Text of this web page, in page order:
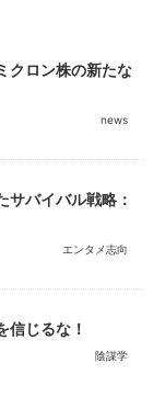
クロン株の新たな
news
サバイバル戦略：
エンタメ志向
信じるな！
陰謀学